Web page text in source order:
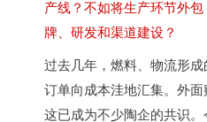
产线？不如将生产环节外
牌、研发和渠道建设？
过去几年，燃料、物流形
订单向成本洼地汇集。外面
这已成为不少陶企的共识